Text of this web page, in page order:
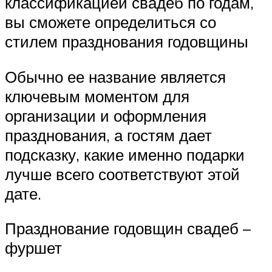
вы сможете определиться со
стилем празднования годовщины
Обычно ее название является
ключевым моментом для
организации и оформления
празднования, а гостям дает
подсказку, какие именно подарки
лучше всего соответствуют этой
дате.
Празднование годовщин свадеб –
фуршет